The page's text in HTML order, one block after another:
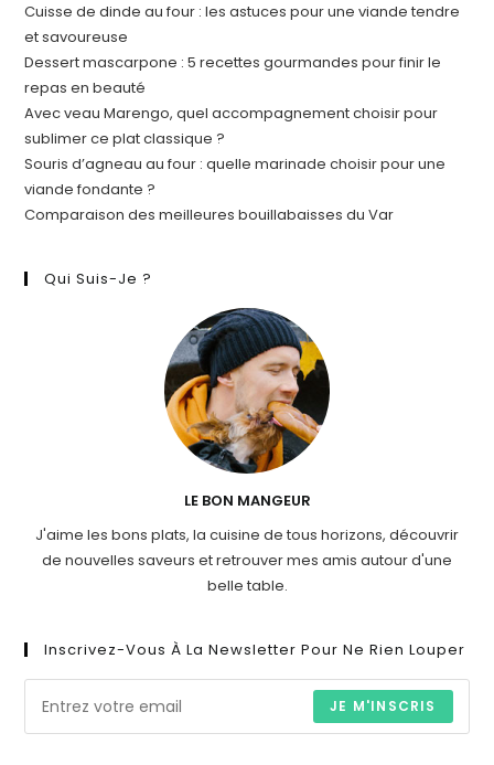
Cuisse de dinde au four : les astuces pour une viande tendre
et savoureuse
Dessert mascarpone : 5 recettes gourmandes pour finir le
repas en beauté
Avec veau Marengo, quel accompagnement choisir pour
sublimer ce plat classique ?
Souris d’agneau au four : quelle marinade choisir pour une
viande fondante ?
Comparaison des meilleures bouillabaisses du Var
Qui Suis-Je ?
LE BON MANGEUR
J'aime les bons plats, la cuisine de tous horizons, découvrir
de nouvelles saveurs et retrouver mes amis autour d'une
belle table.
Inscrivez-Vous À La Newsletter Pour Ne Rien Louper
JE M'INSCRIS